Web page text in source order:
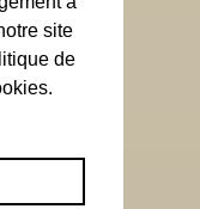
site
de